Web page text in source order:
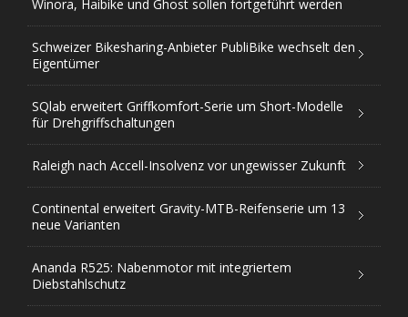
Winora, Haibike und Ghost sollen fortgeführt werden
Schweizer Bikesharing-Anbieter PubliBike wechselt den
Eigentümer
SQlab erweitert Griffkomfort-Serie um Short-Modelle
für Drehgriffschaltungen
Raleigh nach Accell-Insolvenz vor ungewisser Zukunft
Continental erweitert Gravity-MTB-Reifenserie um 13
neue Varianten
Ananda R525: Nabenmotor mit integriertem
Diebstahlschutz